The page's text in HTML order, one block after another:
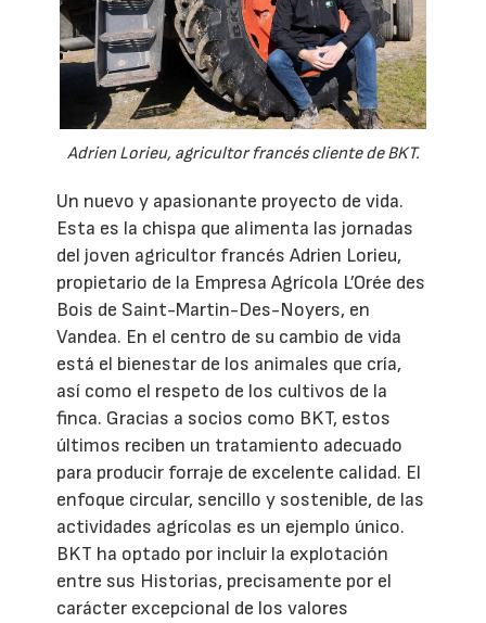
Adrien Lorieu, agricultor francés cliente de BKT.
Un nuevo y apasionante proyecto de vida.
Esta es la chispa que alimenta las jornadas
del joven agricultor francés Adrien Lorieu,
propietario de la Empresa Agrícola L’Orée des
Bois de Saint-Martin-Des-Noyers, en
Vandea. En el centro de su cambio de vida
está el bienestar de los animales que cría,
así como el respeto de los cultivos de la
finca. Gracias a socios como BKT, estos
últimos reciben un tratamiento adecuado
para producir forraje de excelente calidad. El
enfoque circular, sencillo y sostenible, de las
actividades agrícolas es un ejemplo único.
BKT ha optado por incluir la explotación
entre sus Historias, precisamente por el
carácter excepcional de los valores